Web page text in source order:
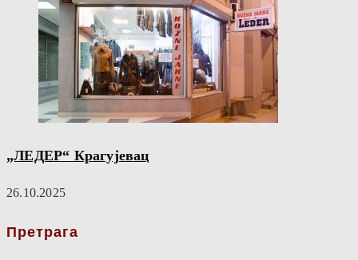
„ЛЕДЕР“ Крагујевац
26.10.2025
Претрага